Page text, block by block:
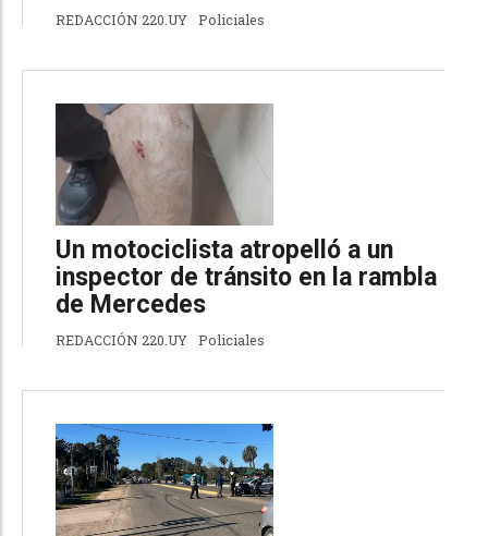
REDACCIÓN 220.UY Policiales
Un motociclista atropelló a un
inspector de tránsito en la rambla
de Mercedes
REDACCIÓN 220.UY Policiales